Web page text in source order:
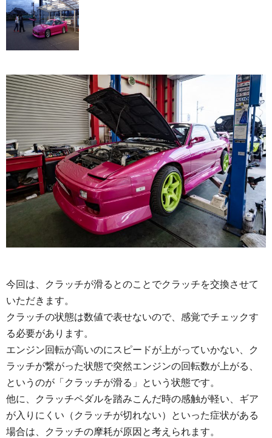
今回は、クラッチが滑るとのことでクラッチを交換させて
いただきます。
クラッチの状態は数値で表せないので、感覚でチェックす
る必要があります。
エンジン回転が高いのにスピードが上がっていかない、ク
ラッチが繋がった状態で突然エンジンの回転数が上がる、
というのが「クラッチが滑る」という状態です。
他に、クラッチペダルを踏みこんだ時の感触が軽い、ギア
が入りにくい（クラッチが切れない）といった症状がある
場合は、クラッチの摩耗が原因と考えられます。